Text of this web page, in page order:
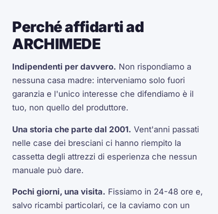
Perché affidarti ad
ARCHIMEDE
Indipendenti per davvero. Non rispondiamo a
nessuna casa madre: interveniamo solo fuori
garanzia e l'unico interesse che difendiamo è il
tuo, non quello del produttore.
Una storia che parte dal 2001. Vent'anni passati
nelle case dei bresciani ci hanno riempito la
cassetta degli attrezzi di esperienza che nessun
manuale può dare.
Pochi giorni, una visita. Fissiamo in 24-48 ore e,
salvo ricambi particolari, ce la caviamo con un